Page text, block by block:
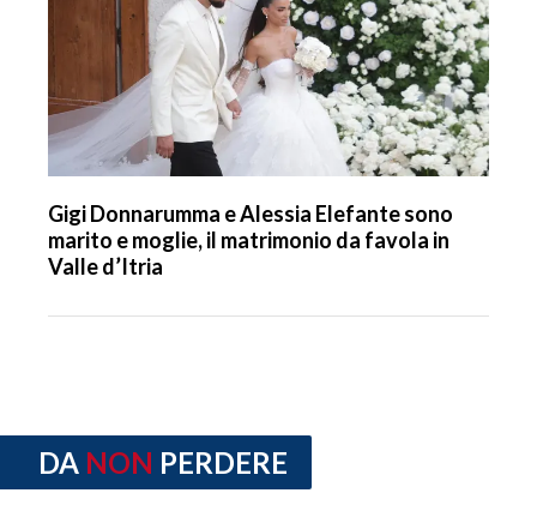
Gigi Donnarumma e Alessia Elefante sono
marito e moglie, il matrimonio da favola in
Valle d’Itria
DA NON PERDERE